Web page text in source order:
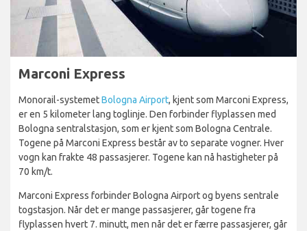
Marconi Express
Monorail-systemetBologna Airport, kjent som Marconi Express,
er en 5 kilometer lang toglinje. Den forbinder flyplassen med
Bologna sentralstasjon, som er kjent som Bologna Centrale.
Togene på Marconi Express består av to separate vogner. Hver
vogn kan frakte 48 passasjerer. Togene kan nå hastigheter på
70 km/t.
Marconi Express forbinder Bologna Airport og byens sentrale
togstasjon. Når det er mange passasjerer, går togene fra
flyplassen hvert 7. minutt, men når det er færre passasjerer, går